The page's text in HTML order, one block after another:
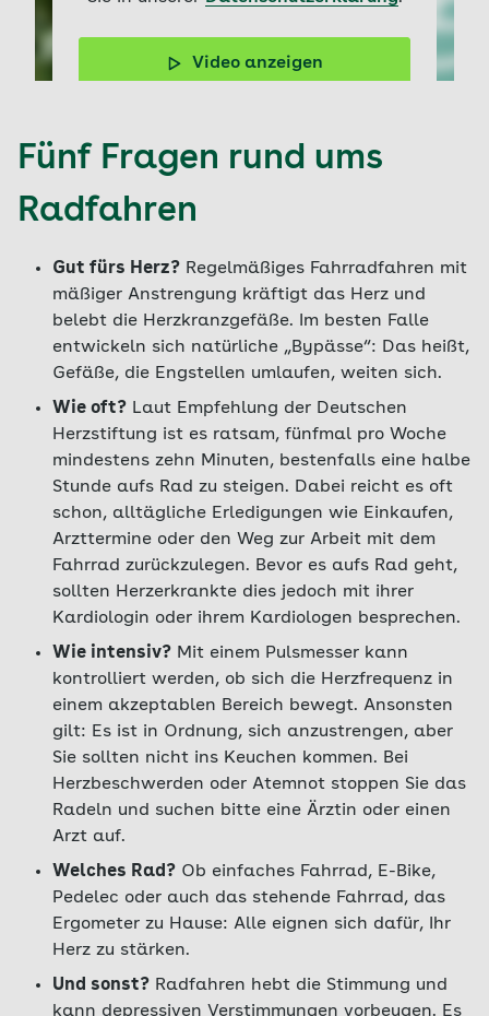
Video anzeigen
Tipps zum Kauf eines E-Bikes
Fünf Fragen rund ums
Radfahren
Gut fürs Herz? Regelmäßiges Fahrradfahren mit
mäßiger Anstrengung kräftigt das Herz und
belebt die Herzkranzgefäße. Im besten Falle
entwickeln sich natürliche „Bypässe“: Das heißt,
Gefäße, die Engstellen umlaufen, weiten sich.
Wie oft? Laut Empfehlung der Deutschen
Herzstiftung ist es ratsam, fünfmal pro Woche
mindestens zehn Minuten, bestenfalls eine halbe
Stunde aufs Rad zu steigen. Dabei reicht es oft
schon, alltägliche Erledigungen wie Einkaufen,
Arzttermine oder den Weg zur Arbeit mit dem
Fahrrad zurückzulegen. Bevor es aufs Rad geht,
sollten Herzerkrankte dies jedoch mit ihrer
Kardiologin oder ihrem Kardiologen besprechen.
Wie intensiv? Mit einem Pulsmesser kann
kontrolliert werden, ob sich die Herzfrequenz in
einem akzeptablen Bereich bewegt. Ansonsten
gilt: Es ist in Ordnung, sich anzustrengen, aber
Sie sollten nicht ins Keuchen kommen. Bei
Herzbeschwerden oder Atemnot stoppen Sie das
Radeln und suchen bitte eine Ärztin oder einen
Arzt auf.
Welches Rad? Ob einfaches Fahrrad, E-Bike,
Pedelec oder auch das stehende Fahrrad, das
Ergometer zu Hause: Alle eignen sich dafür, Ihr
Herz zu stärken.
Und sonst? Radfahren hebt die Stimmung und
kann depressiven Verstimmungen vorbeugen. Es